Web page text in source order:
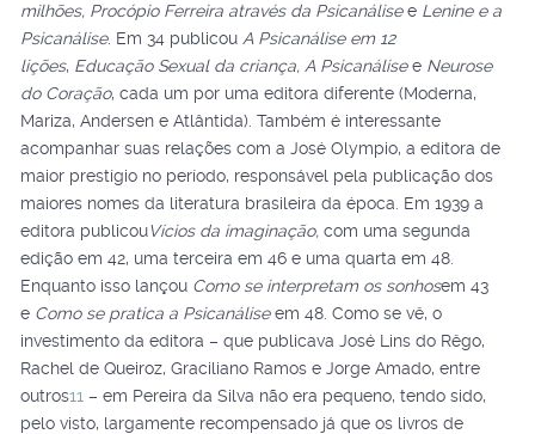
milhões, Procópio Ferreira através da Psicanálisee Lenine e a
Psicanálise. Em 34 publicou A Psicanálise em 12
lições, Educação Sexual da criança, A Psicanálisee Neurose
do Coração, cada um por uma editora diferente (Moderna,
Mariza, Andersen e Atlântida). Também é interessante
acompanhar suas relações com a José Olympio, a editora de
maior prestígio no período, responsável pela publicação dos
maiores nomes da literatura brasileira da época. Em 1939 a
editora publicouVícios da imaginação, com uma segunda
edição em 42, uma terceira em 46 e uma quarta em 48.
Enquanto isso lançou Como se interpretam os sonhosem 43
e Como se pratica a Psicanáliseem 48. Como se vê, o
investimento da editora – que publicava José Lins do Rêgo,
Rachel de Queiroz, Graciliano Ramos e Jorge Amado, entre
outros11 – em Pereira da Silva não era pequeno, tendo sido,
pelo visto, largamente recompensado já que os livros de